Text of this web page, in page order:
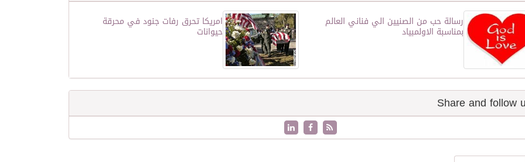
امريكا تحرق رفات جنود في محرقة
حيوانات
رسالة حب من الصنيين الي فناني العالم
بمناسبة الاولمبياد